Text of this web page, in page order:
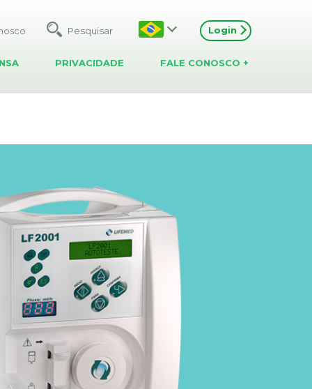
Login
PRIVACIDADE FALE CONOSCO +
técnica próximos a você
Visualize os representantes